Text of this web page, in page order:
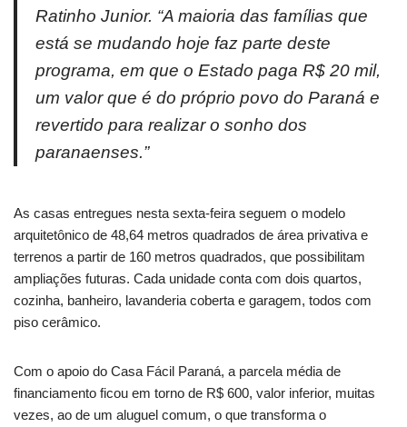
Ratinho Junior. “A maioria das famílias que
está se mudando hoje faz parte deste
programa, em que o Estado paga R$ 20 mil,
um valor que é do próprio povo do Paraná e
revertido para realizar o sonho dos
paranaenses.”
As casas entregues nesta sexta-feira seguem o modelo
arquitetônico de 48,64 metros quadrados de área privativa e
terrenos a partir de 160 metros quadrados, que possibilitam
ampliações futuras. Cada unidade conta com dois quartos,
cozinha, banheiro, lavanderia coberta e garagem, todos com
piso cerâmico.
Com o apoio do Casa Fácil Paraná, a parcela média de
financiamento ficou em torno de R$ 600, valor inferior, muitas
vezes, ao de um aluguel comum, o que transforma o